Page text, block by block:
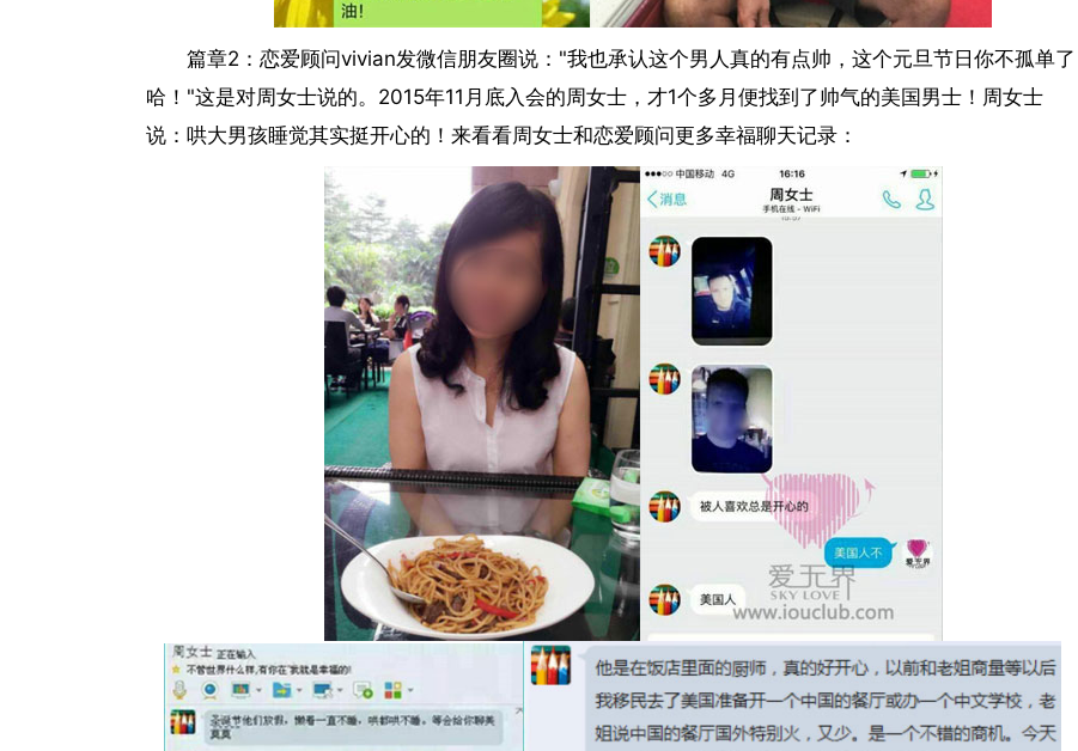
篇章2：恋爱顾问vivian发微信朋友圈说："我也承认这个男人真的有点帅，这个元旦节日你不孤单了
哈！"这是对周女士说的。2015年11月底入会的周女士，才1个多月便找到了帅气的美国男士！周女士
说：哄大男孩睡觉其实挺开心的！来看看周女士和恋爱顾问更多幸福聊天记录：